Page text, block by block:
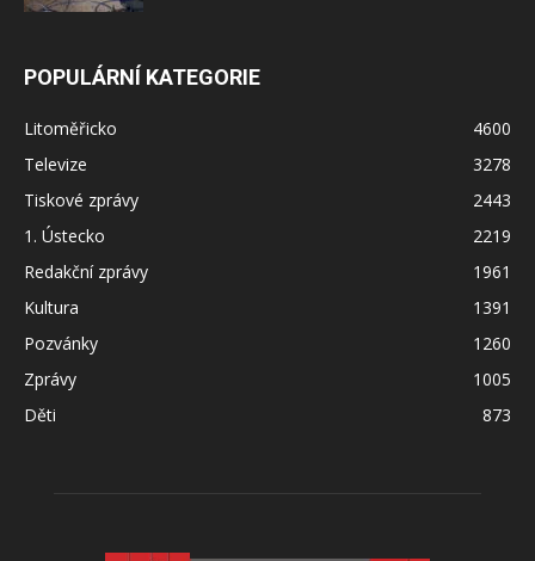
POPULÁRNÍ KATEGORIE
Litoměřicko
4600
Televize
3278
Tiskové zprávy
2443
1. Ústecko
2219
Redakční zprávy
1961
Kultura
1391
Pozvánky
1260
Zprávy
1005
Děti
873